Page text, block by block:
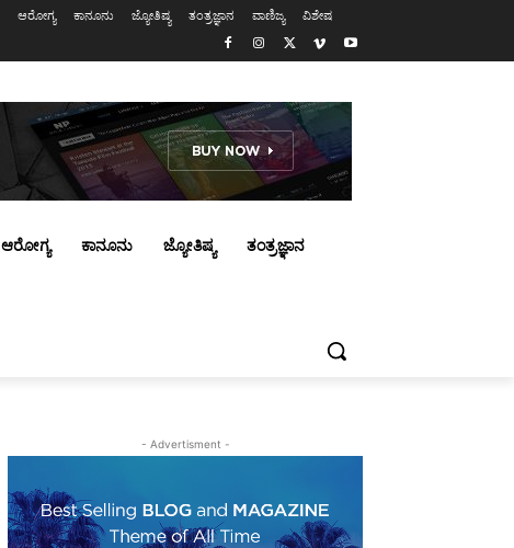
ಆರೋಗ್ಯ ಕಾನೂನು ಜ್ಯೋತಿಷ್ಯ ತಂತ್ರಜ್ಞಾನ ವಾಣಿಜ್ಯ ವಿಶೇಷ
ಆರೋಗ್ಯ ಕಾನೂನು ಜ್ಯೋತಿಷ್ಯ ತಂತ್ರಜ್ಞಾನ
- Advertisment -